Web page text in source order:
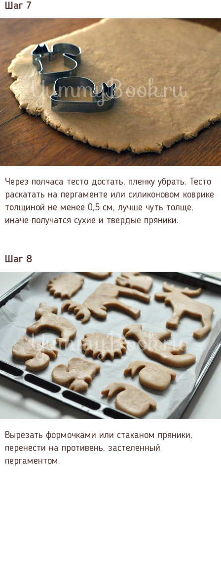
Шаг 7
Через полчаса тесто достать, пленку убрать. Тесто
раскатать на пергаменте или силиконовом коврике
толщиной не менее 0,5 см, лучше чуть толще,
иначе получатся сухие и твердые пряники.
Шаг 8
Вырезать формочками или стаканом пряники,
перенести на противень, застеленный
пергаментом.